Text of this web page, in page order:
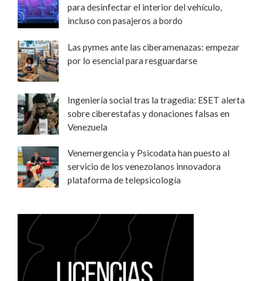
para desinfectar el interior del vehículo,
incluso con pasajeros a bordo
Las pymes ante las ciberamenazas: empezar
por lo esencial para resguardarse
Ingeniería social tras la tragedia: ESET alerta
sobre ciberestafas y donaciones falsas en
Venezuela
Venemergencia y Psicodata han puesto al
servicio de los venezolanos innovadora
plataforma de telepsicología